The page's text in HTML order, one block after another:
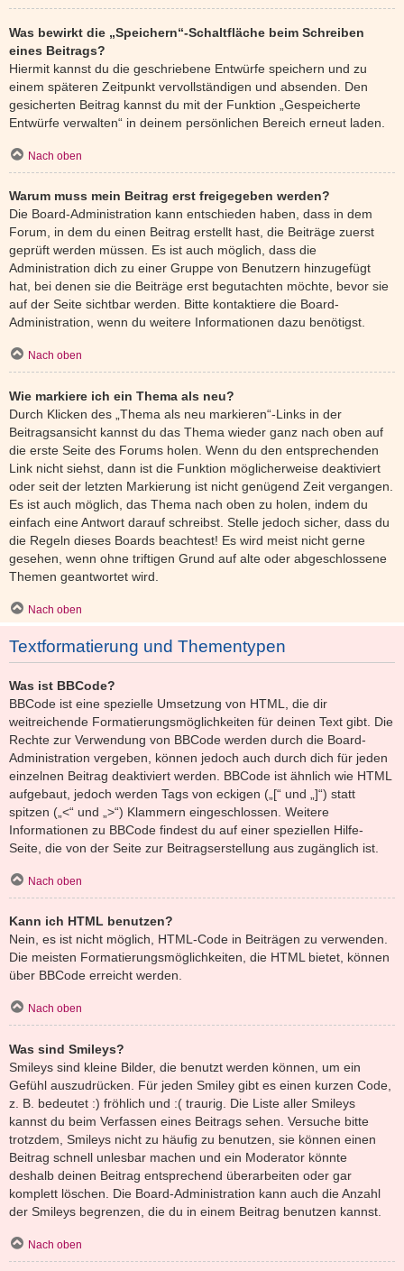
Was bewirkt die „Speichern“-Schaltfläche beim Schreiben
eines Beitrags?
Hiermit kannst du die geschriebene Entwürfe speichern und zu
einem späteren Zeitpunkt vervollständigen und absenden. Den
gesicherten Beitrag kannst du mit der Funktion „Gespeicherte
Entwürfe verwalten“ in deinem persönlichen Bereich erneut laden.
Nach oben
Warum muss mein Beitrag erst freigegeben werden?
Die Board-Administration kann entschieden haben, dass in dem
Forum, in dem du einen Beitrag erstellt hast, die Beiträge zuerst
geprüft werden müssen. Es ist auch möglich, dass die
Administration dich zu einer Gruppe von Benutzern hinzugefügt
hat, bei denen sie die Beiträge erst begutachten möchte, bevor sie
auf der Seite sichtbar werden. Bitte kontaktiere die Board-
Administration, wenn du weitere Informationen dazu benötigst.
Nach oben
Wie markiere ich ein Thema als neu?
Durch Klicken des „Thema als neu markieren“-Links in der
Beitragsansicht kannst du das Thema wieder ganz nach oben auf
die erste Seite des Forums holen. Wenn du den entsprechenden
Link nicht siehst, dann ist die Funktion möglicherweise deaktiviert
oder seit der letzten Markierung ist nicht genügend Zeit vergangen.
Es ist auch möglich, das Thema nach oben zu holen, indem du
einfach eine Antwort darauf schreibst. Stelle jedoch sicher, dass du
die Regeln dieses Boards beachtest! Es wird meist nicht gerne
gesehen, wenn ohne triftigen Grund auf alte oder abgeschlossene
Themen geantwortet wird.
Nach oben
Textformatierung und Thementypen
Was ist BBCode?
BBCode ist eine spezielle Umsetzung von HTML, die dir
weitreichende Formatierungsmöglichkeiten für deinen Text gibt. Die
Rechte zur Verwendung von BBCode werden durch die Board-
Administration vergeben, können jedoch auch durch dich für jeden
einzelnen Beitrag deaktiviert werden. BBCode ist ähnlich wie HTML
aufgebaut, jedoch werden Tags von eckigen („[“ und „]“) statt
spitzen („<“ und „>“) Klammern eingeschlossen. Weitere
Informationen zu BBCode findest du auf einer speziellen Hilfe-
Seite, die von der Seite zur Beitragserstellung aus zugänglich ist.
Nach oben
Kann ich HTML benutzen?
Nein, es ist nicht möglich, HTML-Code in Beiträgen zu verwenden.
Die meisten Formatierungsmöglichkeiten, die HTML bietet, können
über BBCode erreicht werden.
Nach oben
Was sind Smileys?
Smileys sind kleine Bilder, die benutzt werden können, um ein
Gefühl auszudrücken. Für jeden Smiley gibt es einen kurzen Code,
z. B. bedeutet :) fröhlich und :( traurig. Die Liste aller Smileys
kannst du beim Verfassen eines Beitrags sehen. Versuche bitte
trotzdem, Smileys nicht zu häufig zu benutzen, sie können einen
Beitrag schnell unlesbar machen und ein Moderator könnte
deshalb deinen Beitrag entsprechend überarbeiten oder gar
komplett löschen. Die Board-Administration kann auch die Anzahl
der Smileys begrenzen, die du in einem Beitrag benutzen kannst.
Nach oben